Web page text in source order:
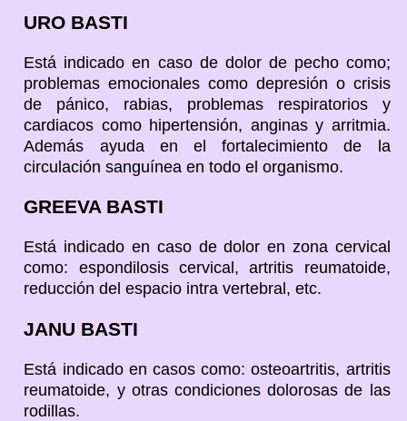
URO BASTI
Está indicado en caso de dolor de pecho como;
problemas emocionales como depresión o crisis
de pánico, rabias, problemas respiratorios y
cardiacos como hipertensión, anginas y arritmia.
Además ayuda en el fortalecimiento de la
circulación sanguínea en todo el organismo.
GREEVA BASTI
Está indicado en caso de dolor en zona cervical
como: espondilosis cervical, artritis reumatoide,
reducción del espacio intra vertebral, etc.
JANU BASTI
Está indicado en casos como: osteoartritis, artritis
reumatoide, y otras condiciones dolorosas de las
rodillas.